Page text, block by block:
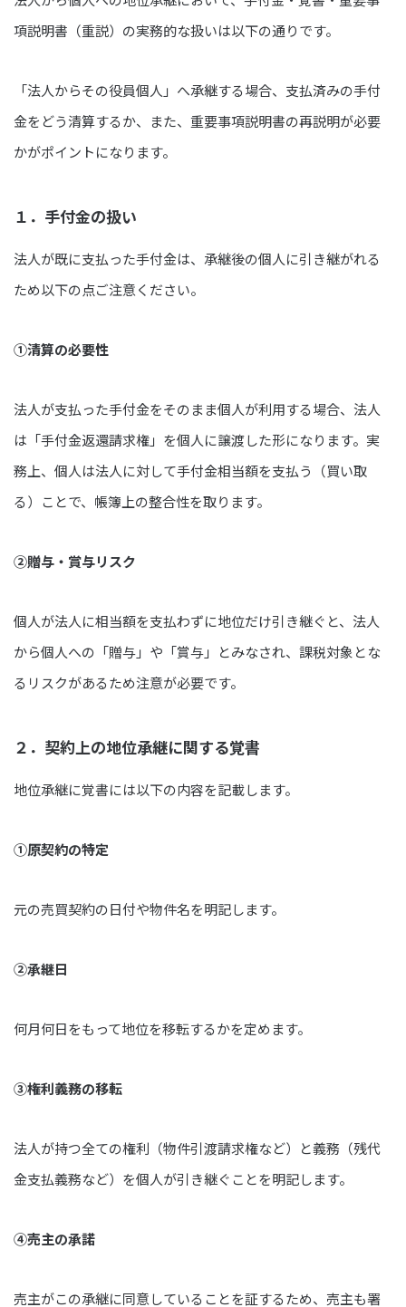
項説明書（重説）の実務的な扱いは以下の通りです。
「法人からその役員個人」へ承継する場合、支払済みの手付
金をどう清算するか、また、重要事項説明書の再説明が必要
かがポイントになります。
１．手付金の扱い
法人が既に支払った手付金は、承継後の個人に引き継がれる
ため以下の点ご注意ください。
①清算の必要性
法人が支払った手付金をそのまま個人が利用する場合、法人
は「手付金返還請求権」を個人に譲渡した形になります。実
務上、個人は法人に対して手付金相当額を支払う（買い取
る）ことで、帳簿上の整合性を取ります。
②贈与・賞与リスク
個人が法人に相当額を支払わずに地位だけ引き継ぐと、法人
から個人への「贈与」や「賞与」とみなされ、課税対象とな
るリスクがあるため注意が必要です。
２．契約上の地位承継に関する覚書
地位承継に覚書には以下の内容を記載します。
①原契約の特定
元の売買契約の日付や物件名を明記します。
②承継日
何月何日をもって地位を移転するかを定めます。
③権利義務の移転
法人が持つ全ての権利（物件引渡請求権など）と義務（残代
金支払義務など）を個人が引き継ぐことを明記します。
④売主の承諾
売主がこの承継に同意していることを証するため、売主も署